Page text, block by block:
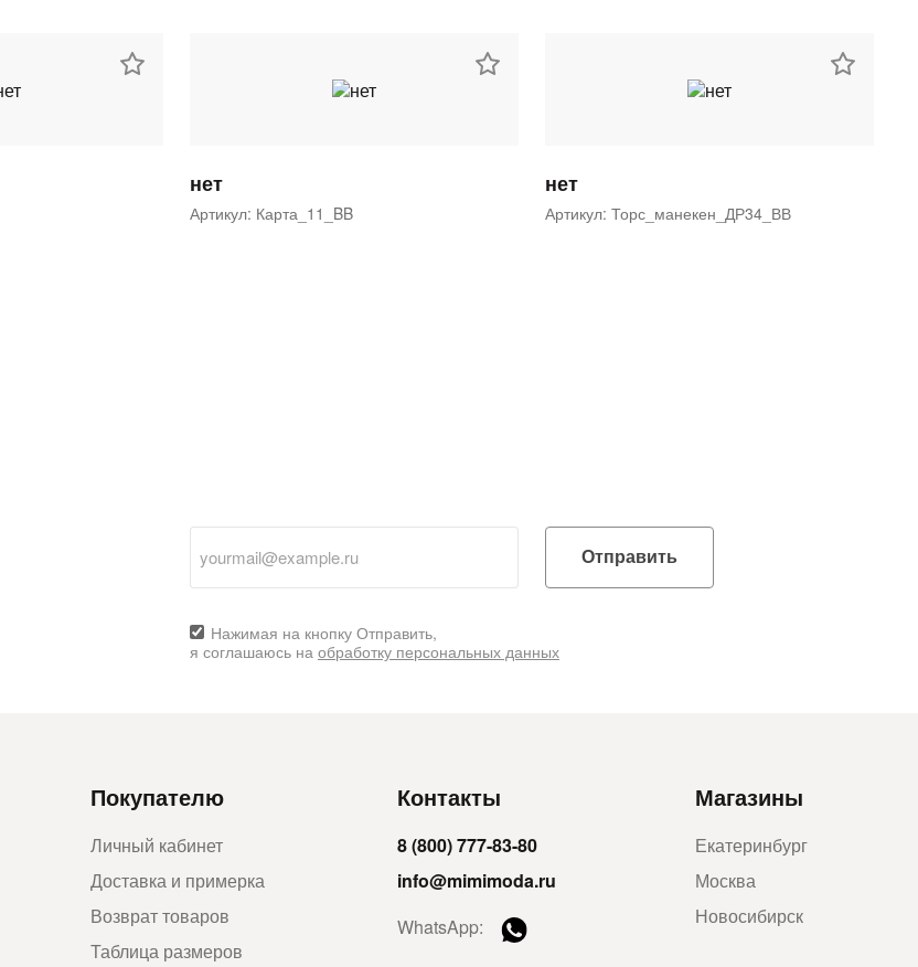
нет
Артикул: Карта_11_BB
нет
Артикул: Торс_манекен_ДР34_ВВ
Отправить
Нажимая на кнопку Отправить,
я соглашаюсь на обработку персональных данных
Покупателю
Личный кабинет
Доставка и примерка
Возврат товаров
Таблица размеров
Контакты
8 (800) 777-83-80
info@mimimoda.ru
WhatsApp:
Магазины
Екатеринбург
Москва
Новосибирск